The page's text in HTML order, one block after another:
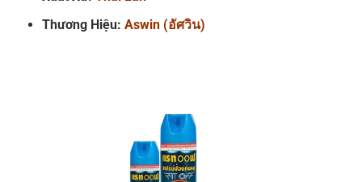
Thương Hiệu: Aswin (อัศวิน)